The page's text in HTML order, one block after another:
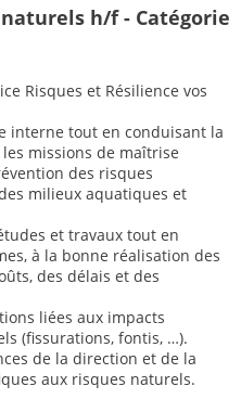
h/f - Catégorie
Risques et Résilience vos
interne tout en conduisant la
missions de maîtrise
des risques
milieux aquatiques et
et travaux tout en
à la bonne réalisation des
des délais et des
liées aux impacts
(fissurations, fontis, …).
de la direction et de la
aux risques naturels.